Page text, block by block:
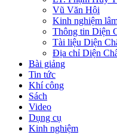
Vũ Văn Hội
Kinh nghiệm
Thông tin Diện
Tài liệu Diện
Địa chỉ Diện
Bài giảng
Tin tức
Khí công
Sách
Video
Dụng cụ
Kinh nghiệm